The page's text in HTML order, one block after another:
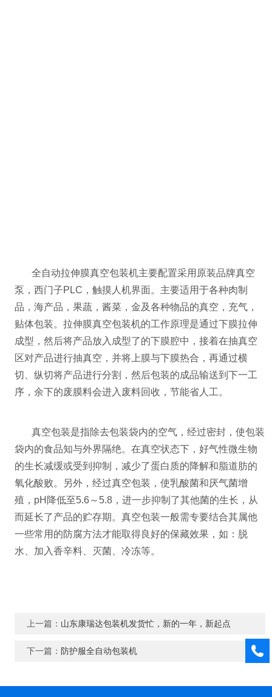
全自动拉伸膜真空包装机主要配置采用原装品牌真空
泵，西门子PLC，触摸人机界面。主要适用于各种肉制
品，海产品，果蔬，酱菜，金及各种物品的真空，充气，
贴体包装。拉伸膜真空包装机的工作原理是通过下膜拉伸
成型，然后将产品放入成型了的下膜腔中，接着在抽真空
区对产品进行抽真空，并将上膜与下膜热合，再通过横
切、纵切将产品进行分割，然后包装的成品输送到下一工
序，余下的废膜料会进入废料回收，节能省人工。
真空包装是指除去包装袋内的空气，经过密封，使包装
袋内的食品知与外界隔绝。在真空状态下，好气性微生物
的生长减缓或受到抑制，减少了蛋白质的降解和脂道肪的
氧化酸败。另外，经过真空包装，使乳酸菌和厌气菌增
殖，pH降低至5.6～5.8，进一步抑制了其他菌的生长，从
而延长了产品的贮存期。真空包装一般需专要结合其属他
一些常用的防腐方法才能取得良好的保藏效果，如：脱
水、加入香辛料、灭菌、冷冻等。
上一篇： 山东康瑞达包装机发货忙，新的一年，新起点
下一篇： 防护服全自动包装机